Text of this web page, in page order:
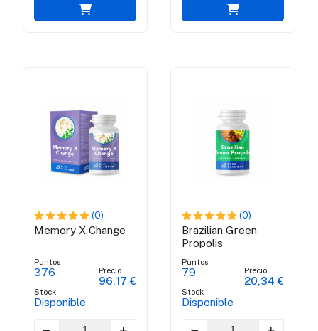
(0)
Memory X Change
Puntos
376
Stock
Disponible
Precio
96,17 €
(0)
Brazilian Green
Propolis
Puntos
79
Stock
Disponible
Precio
20,34 €